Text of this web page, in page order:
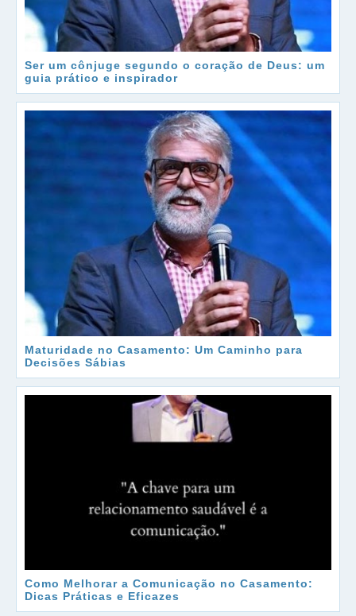
Ser um cônjuge segundo o coração de Deus: um
guia prático e inspirador
Maturidade no Casamento: Um Caminho para
Decisões Sábias
Como Melhorar a Comunicação no Casamento:
Dicas Práticas e Eficazes